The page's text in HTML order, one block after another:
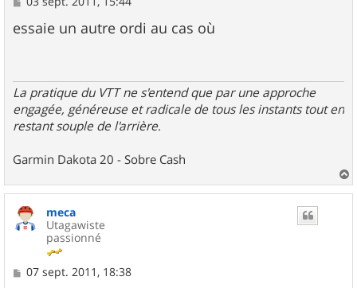
s
s
essaie un autre ordi au cas où
La pratique du VTT ne s'entend que par une approche
engagée, généreuse et radicale de tous les instants tout en
restant souple de l'arrière.
Garmin Dakota 20 - Sobre Cash
a
meca
Utagawiste
passionné
M
07 sept. 2011, 18:38